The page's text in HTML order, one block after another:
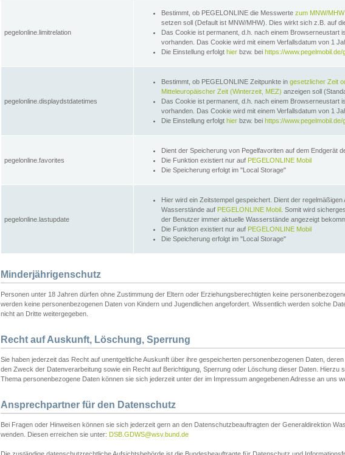
pegelonline.limitrelation
Bestimmt, ob PEGELONLINE die Messwerte zum MNW/
setzen soll (Default ist MNW/MHW). Dies wirkt sich z.B. auf
Das Cookie ist permanent, d.h. nach einem Browserneustart
vorhanden. Das Cookie wird mit einem Verfallsdatum von 1
Die Einstellung erfolgt hier bzw. bei https://
pegelonline.displaydstdatetimes
Bestimmt, ob PEGELONLINE Zeitpunkte in gesetzlicher Zeit
Mitteleuropäischer Zeit (Winterzeit, MEZ) anzeigen soll
Das Cookie ist permanent, d.h. nach einem Browserneustart
vorhanden. Das Cookie wird mit einem Verfallsdatum von 1
Die Einstellung erfolgt hier bzw. bei https://
pegelonline.favorites
Dient der Speicherung von Pegelfavoriten auf dem Endgerät
Die Funktion existiert nur auf PEGELONLINE Mobil
Die Speicherung erfolgt im "Local Storage"
pegelonline.lastupdate
Hier wird ein Zeitstempel gespeichert. Dient der regelmäßigen
Wasserstände auf PEGELONLINE Mobil . Somit wird
der Benutzer immer aktuelle Wasserstände angezeigt
Die Funktion existiert nur auf PEGELONLINE Mobil
Die Speicherung erfolgt im "Local Storage"
Minderjährigenschutz
Personen unter 18 Jahren dürfen ohne Zustimmung der Eltern oder Erziehungsberechtigten keine
werden keine personenbezogenen Daten von Kindern und Jugendlichen angefordert. Wissentlich werden solche
nicht an Dritte weitergegeben.
Recht auf Auskunft, Löschung, Sperrung
Sie haben jederzeit das Recht auf unentgeltliche Auskunft über ihre gespeicherten personenbezogenen Daten,
den Zweck der Datenverarbeitung sowie ein Recht auf Berichtigung, Sperrung oder Löschung dieser Daten. Hierzu
Thema personenbezogene Daten können sie sich jederzeit unter der im Impressum angegebenen Adresse an uns
Ansprechpartner für den Datenschutz
Bei Fragen oder Hinweisen können sie sich jederzeit gern an den Datenschutzbeauftragten der Generaldirektion
wenden. Diesen erreichen sie unter: DSB.GDWS@wsv.bund.de